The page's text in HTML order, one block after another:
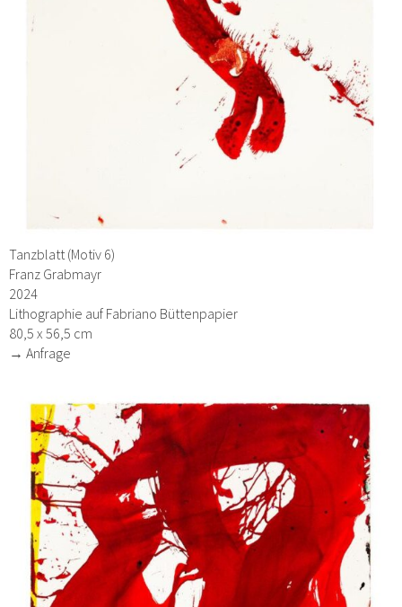
Tanzblatt (Motiv 6)
Franz Grabmayr
2024
Lithographie auf Fabriano Büttenpapier
80,5 x 56,5 cm
→ Anfrage